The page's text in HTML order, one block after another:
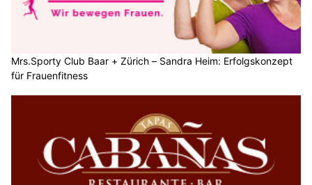
Mrs.Sporty Club Baar + Zürich – Sandra Heim: Erfolgskonzept
für Frauenfitness